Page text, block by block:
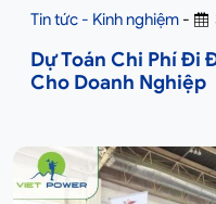
Tin tức - Kinh nghiệm -
Dự Toán Chi Phí Đi
Cho Doanh Nghiệp